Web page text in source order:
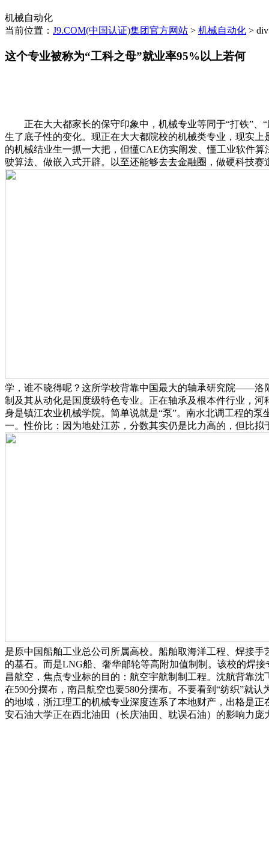
机械自动化
当前位置： J9.COM(中国认证)集团官方网站 > 机械自动化 >
这个专业被称为“工科之母”就业率95%以上若何
正在大大都家长的保守印象中，机械专业等同于“打铁”、“
生了底子性的变化。现正在大大都院校的机械类专业，现实
的机械结业生一抓一大把，但懂CAE仿实阐发、懂工业软件
驶算法、做嵌入式开辟。以至还能够去去金融圈，做硬科技
学，谁不晓得呢？这所学校背靠中国最大的轴承研究院——洛
制及其从动化是国度级特色专业。正在轴承及根本件行业，
身是镇江农业机械学院。简单说就是“泵”。南水北调工程的
一。性价比：因为地处江苏，分数其实仍是比力高的，但比
是原中国船舶工业总公司所属高校。船舶取海洋工程、焊接
的基石。而是LNG船、奢华邮轮等高附加值制制。该校的焊
昌航空，焦点专业标的目的：航空宇航制制工程。沈航背靠
在590分摆布，南昌航空也要580分摆布。不要看到“纺织”就
的地域，浙江理工的机械专业深度连系了本地财产，出格是
安石油大学正在西北油田（长庆油田、耽误石油）的影响力